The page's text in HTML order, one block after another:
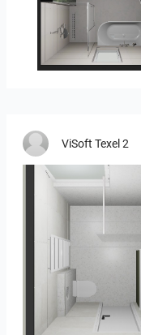
25-5014 bnr. 3.10
ViSoft Texel 2
Heijenk E 3